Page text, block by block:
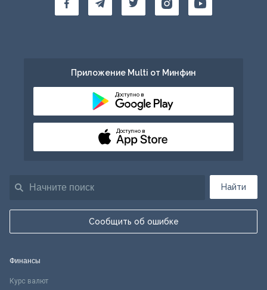
Найти
Сообщить об ошибке
Приложение Multi от Минфин
Доступно в
Доступно в
Финансы
Курс валют